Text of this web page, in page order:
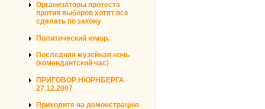
Организаторы протеста
против выборов хотят все
сделать по закону
Политический юмор.
Последняя музейная ночь
(комендантский час)
ПРИГОВОР НЮРНБЕРГА
27.12.2007
Приходите на демонстрацию